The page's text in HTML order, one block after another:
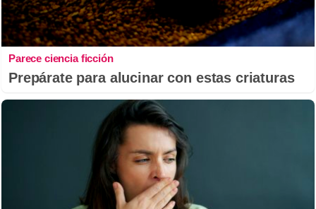
Parece ciencia ficción
Prepárate para alucinar con estas criaturas